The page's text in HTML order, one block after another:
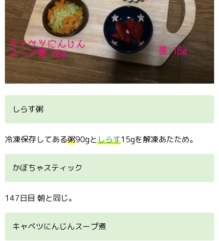
しらす粥
冷凍保存してある粥90gとしらす15gを解凍あたため。
かぼちゃスティック
147日目 朝と同じ。
キャベツにんじんスープ煮